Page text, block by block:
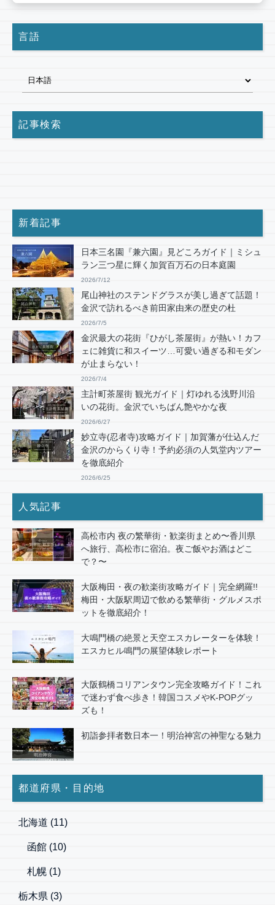
言語
記事検索
新着記事
日本三名園『兼六園』見どころガイド｜ミシュ
ラン三つ星に輝く加賀百万石の日本庭園
2026/7/12
尾山神社のステンドグラスが美し過ぎて話題！
金沢で訪れるべき前田家由来の歴史の杜
2026/7/5
金沢最大の花街『ひがし茶屋街』が熱い！カフ
ェに雑貨に和スイーツ…可愛い過ぎる和モダン
が止まらない！
2026/7/4
主計町茶屋街 観光ガイド｜灯ゆれる浅野川沿
いの花街。金沢でいちばん艶やかな夜
2026/6/27
妙立寺(忍者寺)攻略ガイド｜加賀藩が仕込んだ
金沢のからくり寺！予約必須の人気堂内ツアー
を徹底紹介
2026/6/25
人気記事
高松市内 夜の繁華街・歓楽街まとめ〜香川県
へ旅行、高松市に宿泊。夜ご飯やお酒はどこ
で？〜
大阪梅田・夜の歓楽街攻略ガイド｜完全網羅!!
梅田・大阪駅周辺で飲める繁華街・グルメスポ
ットを徹底紹介！
大鳴門橋の絶景と天空エスカレーターを体験！
エスカヒル鳴門の展望体験レポート
大阪鶴橋コリアンタウン完全攻略ガイド！これ
で迷わず食べ歩き！韓国コスメやK-POPグッ
ズも！
初詣参拝者数日本一！明治神宮の神聖なる魅力
都道府県・目的地
北海道 (11)
函館 (10)
札幌 (1)
栃木県 (3)